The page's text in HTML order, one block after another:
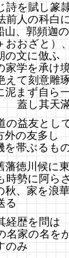
詩を賦し篆
前人の科白
山、郭頻迦
おおざと）
の文に倣ふ
家学を承け
えて刻意雕
泥まず自
蓋し其天滿
の益友とし
の友多し
を帯ぶるも
藩徳川候に
時勢に阿ら
秋、家を浪
る
経歴を問
名家の名を
のみ